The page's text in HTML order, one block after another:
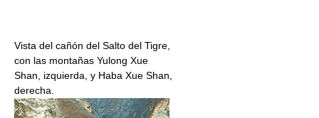
Vista del cañón del Salto del Tigre,
con las montañas Yulong Xue
Shan, izquierda, y Haba Xue Shan,
derecha.